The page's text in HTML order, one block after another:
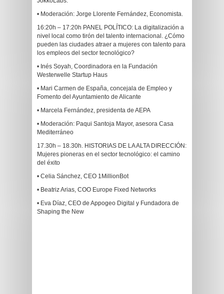
• Moderación: Jorge Llorente Fernández, Economista.
16:20h – 17:20h PANEL POLÍTICO: La digitalización a
nivel local como tirón del talento internacional. ¿Cómo
pueden las ciudades atraer a mujeres con talento para
los empleos del sector tecnológico?
• Inés Soyah, Coordinadora en la Fundación
Westerwelle Startup Haus
• Mari Carmen de España, concejala de Empleo y
Fomento del Ayuntamiento de Alicante
• Marcela Fernández, presidenta de AEPA
• Moderación: Paqui Santoja Mayor, asesora Casa
Mediterráneo
17.30h – 18.30h. HISTORIAS DE LA ALTA DIRECCIÓN:
Mujeres pioneras en el sector tecnológico: el camino
del éxito
• Celia Sánchez, CEO 1MillionBot
• Beatriz Arias, COO Europe Fixed Networks
• Eva Díaz, CEO de Appogeo Digital y Fundadora de
Shaping the New